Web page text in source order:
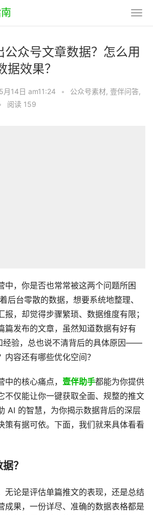
公众号文章数据？怎么用
据效果？
月14日 am11:24 • 公众号素材, 壹伴问答,
阅读 159
中，你是否也常常被这两个问题所困
后台零散的数据，想要系统地整理、
报，却觉得步骤繁琐、数据维度有限；
篇发布的文章，虽然知道数据有好有
经验，总也说不清背后的具体原因——
内容还有哪些优化空间？
的核心痛点， 壹伴助手都能为你提供
不仅能让你一键获取全面、规整的推文
AI 的智慧，为你揭示数据背后的深层
策有据可依。下面，我们就来具体看看
？
无论是评估单篇推文的表现，还是总结
成果，一份详尽、准确的数据表格都是